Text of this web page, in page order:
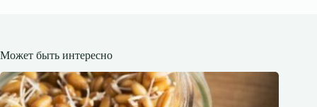
Может быть интересно